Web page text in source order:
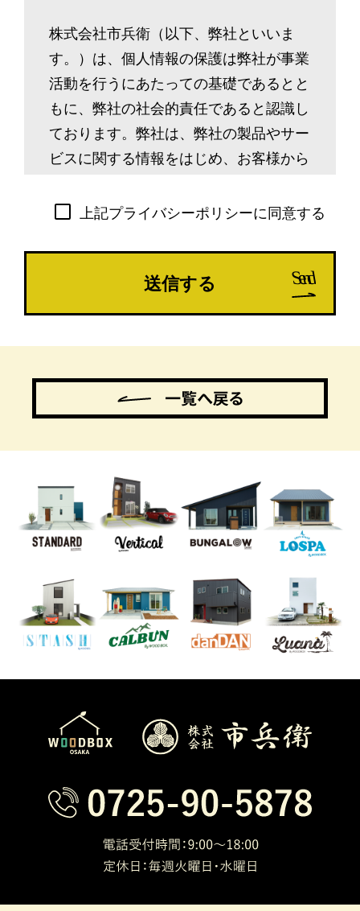
株式会社市兵衛（以下、弊社といいま
す。）は、個人情報の保護は弊社が事業
活動を行うにあたっての基礎であるとと
もに、弊社の社会的責任であると認識し
ております。弊社は、弊社の製品やサー
ビスに関する情報をはじめ、お客様から
な情報を取り扱っております。弊社は個
び管理体制の確立を図るとともに、以下
のとおりプライバシーポリシーを定め、
て
弊社は、事業活動を行うにあたって、お
客様の大切な情報をご提供いただいてい
ることを踏まえ、各業務実態に応じて個
人情報を保護するための情報管理体制を
確立し、個人情報の収集、利用及び提供
に関して所定の規程に則り適切な取り扱
いをいたします。
2.法令の遵守について
法令を遵守いたします。
3.安全対策について
上記プライバシーポリシーに同意する